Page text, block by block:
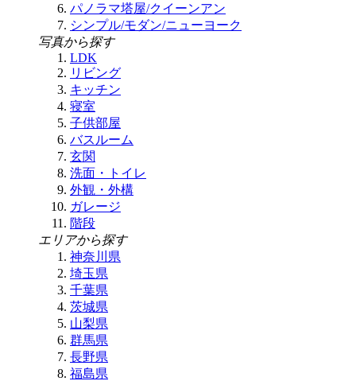
パノラマ塔屋/クイーンアン
シンプル/モダン/ニューヨーク
写真から探す
LDK
リビング
キッチン
寝室
子供部屋
バスルーム
玄関
洗面・トイレ
外観・外構
ガレージ
階段
エリアから探す
神奈川県
埼玉県
千葉県
茨城県
山梨県
群馬県
長野県
福島県